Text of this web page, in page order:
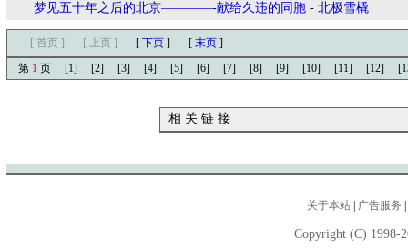
梦见五十年之后的北京————-献给久违的同胞 - 北极雪橇
[ 首页 ] [ 上页 ] [ 下页 ] [ 末页 ]
第 1 页 [1] [2] [3] [4] [5] [6] [7] [8] [9] [10] [11] [12]
相 关 链 接
关于本站 广告服务
Copyright (C) 1998-